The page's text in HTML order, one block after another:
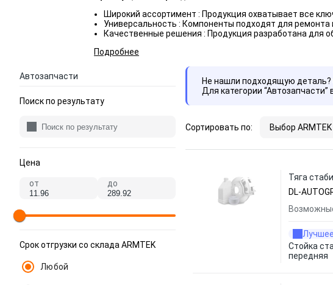
Широкий ассортимент : Продукция охватывает все
Универсальность : Компоненты подходят для
Качественные решения : Продукция разработана для
Подробнее
Автозапчасти
Поиск по результату
Цена
от до
Срок отгрузки со склада ARMTEK
Любой
Не нашли подходящую деталь?
Для категории
Сортировать по: Выбор ARMTEK
Тяга
DL-
Стойка
передняя